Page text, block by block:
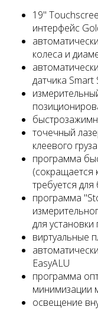
19"
интерфейс
колеса и
датчика Smart
точечный
клеевого
программа
(сокращается
трeбуется
программа
для установки
виртуальные
EasyALU
программа
минимизации
освещение